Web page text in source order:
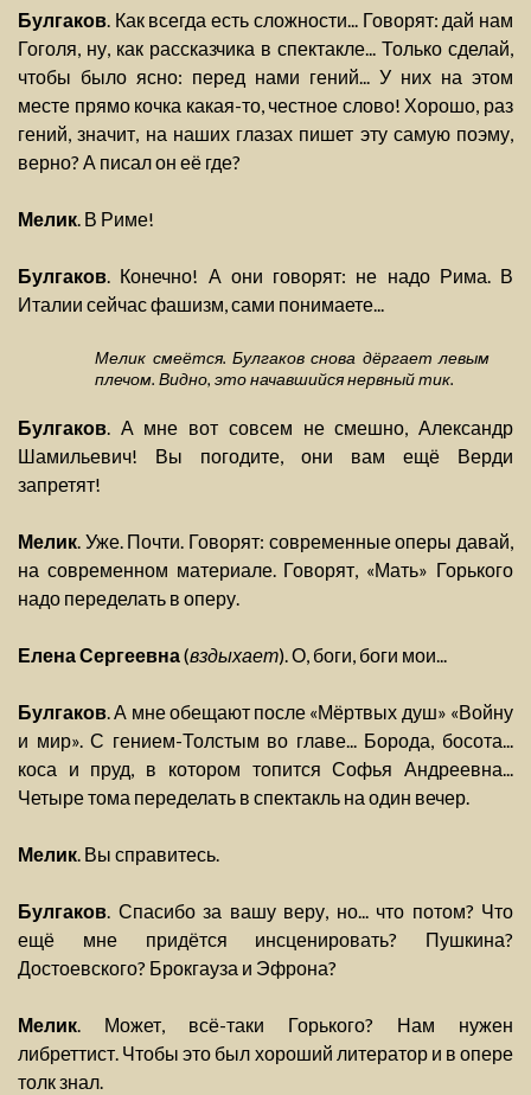
Булгаков. Как всегда есть сложности... Говорят: дай нам
Гоголя, ну, как рассказчика в спектакле... Только сделай,
чтобы было ясно: перед нами гений... У них на этом
месте прямо кочка какая-то, честное слово! Хорошо, раз
гений, значит, на наших глазах пишет эту самую поэму,
верно? А писал он её где?
Мелик. В Риме!
Булгаков. Конечно! А они говорят: не надо Рима. В
Италии сейчас фашизм, сами понимаете...
Мелик смеётся. Булгаков снова дёргает левым
плечом. Видно, это начавшийся нервный тик.
Булгаков. А мне вот совсем не смешно, Александр
Шамильевич! Вы погодите, они вам ещё Верди
запретят!
Мелик. Уже. Почти. Говорят: современные оперы давай,
на современном материале. Говорят, «Мать» Горького
надо переделать в оперу.
Елена Сергеевна(вздыхает). О, боги, боги мои...
Булгаков. А мне обещают после «Мёртвых душ» «Войну
и мир». С гением-Толстым во главе... Борода, босота...
коса и пруд, в котором топится Софья Андреевна...
Четыре тома переделать в спектакль на один вечер.
Мелик. Вы справитесь.
Булгаков. Спасибо за вашу веру, но... что потом? Что
ещё мне придётся инсценировать? Пушкина?
Достоевского? Брокгауза и Эфрона?
Мелик. Может, всё-таки Горького? Нам нужен
либреттист. Чтобы это был хороший литератор и в опере
толк знал.